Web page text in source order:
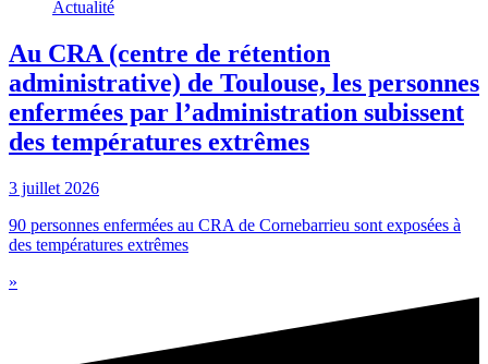
Actualité
Au CRA (centre de rétention
administrative) de Toulouse, les personnes
enfermées par l’administration subissent
des températures extrêmes
3 juillet 2026
90 personnes enfermées au CRA de Cornebarrieu sont exposées à
des températures extrêmes
»